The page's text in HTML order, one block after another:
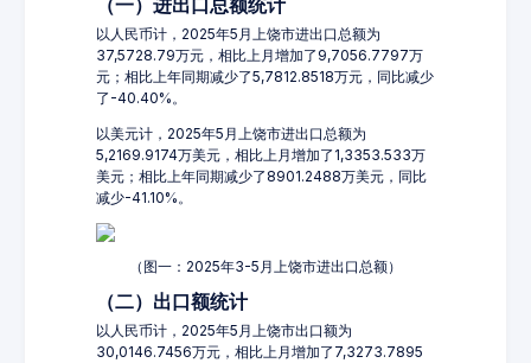
（一）进出口总额统计
以人民币计，2025年5月上饶市进出口总额为
37,5728.79万元，相比上月增加了9,7056.7797万
元；相比上年同期减少了5,7812.8518万元，同比减少
了-40.40%。
以美元计，2025年5月上饶市进出口总额为
5,2169.9174万美元，相比上月增加了1,3353.533万
美元；相比上年同期减少了8901.2488万美元，同比
减少-41.10%。
（图一：2025年3-5月上饶市进出口总额）
（二）出口额统计
以人民币计，2025年5月上饶市出口额为
30,0146.7456万元，相比上月增加了7,3273.7895